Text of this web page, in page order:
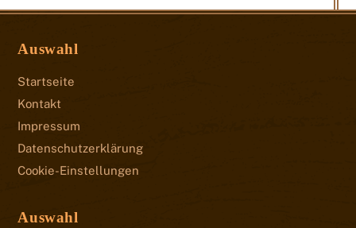
Auswahl
Startseite
Kontakt
Impressum
Datenschutzerklärung
Cookie-Einstellungen
Auswahl